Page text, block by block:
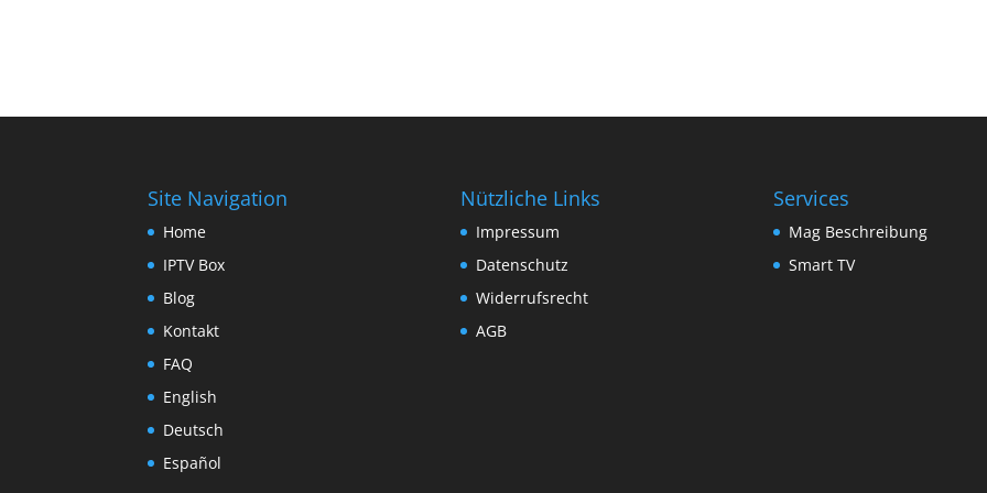
Site Navigation
Home
IPTV Box
Blog
Kontakt
FAQ
English
Deutsch
Español
Nützliche Links
Impressum
Datenschutz
Widerrufsrecht
AGB
Services
Mag Beschreibung
Smart TV